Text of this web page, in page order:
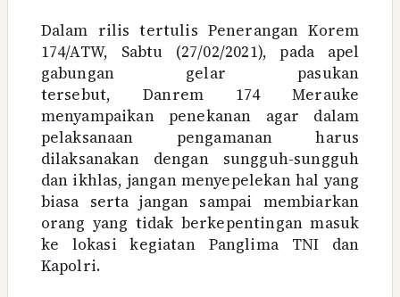
Dalam rilis tertulis Penerangan Korem
174/ATW, Sabtu (27/02/2021), pada apel
gabungan gelar pasukan
tersebut,
Danrem 174 Merauke
menyampaikan penekanan agar dalam
pelaksanaan pengamanan harus
dilaksanakan dengan sungguh-sungguh
dan ikhlas, jangan menyepelekan hal yang
biasa serta jangan sampai membiarkan
orang yang tidak berkepentingan masuk
ke lokasi kegiatan Panglima TNI dan
Kapolri.